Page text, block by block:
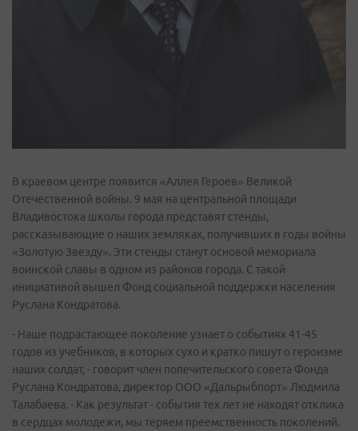
В краевом центре появится «Аллея Героев» Великой
Отечественной войны. 9 мая на центральной площади
Владивостока школы города представят стенды,
рассказывающие о наших земляках, получивших в годы войны
«Золотую Звезду». Эти стенды станут основой мемориала
воинской славы в одном из районов города. С такой
инициативой вышел Фонд социальной поддержки населения
Руслана Кондратова.
- Наше подрастающее поколение узнает о событиях 41-45
годов из учебников, в которых сухо и кратко пишут о героизме
наших солдат, - говорит член попечительского совета Фонда
Руслана Кондратова, директор ООО «Дальрыбпорт» Людмила
Талабаева. - Как результат - события тех лет не находят отклика
в сердцах молодежи, мы теряем преемственность поколений.